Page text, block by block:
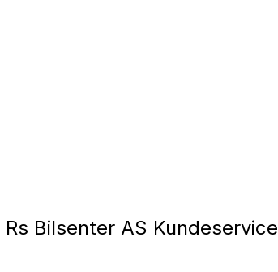
Rs Bilsenter AS Kundeservice